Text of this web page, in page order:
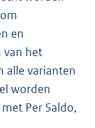
en
van het
alle varianten
worden
Per Saldo,